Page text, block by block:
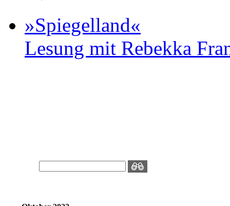
»Spiegelland«
Lesung mit Rebekka